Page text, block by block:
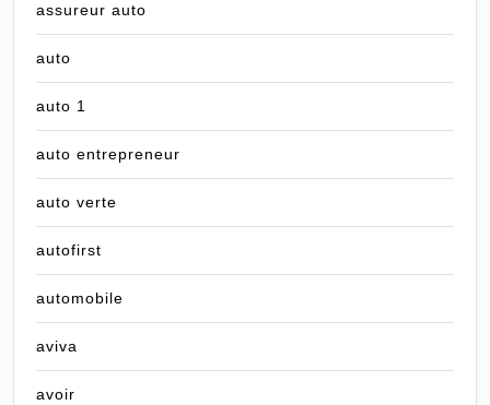
assureur auto
auto
auto 1
auto entrepreneur
auto verte
autofirst
automobile
aviva
avoir